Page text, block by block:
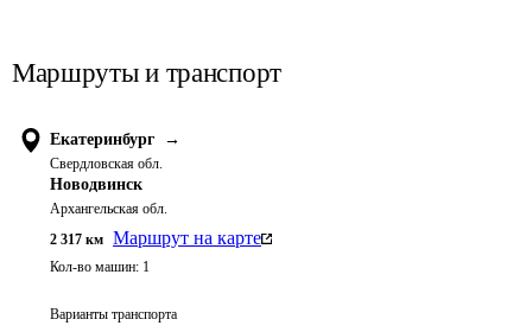
Маршруты и транспорт
Екатеринбург →
Свердловская обл.
Новодвинск
Архангельская обл.
2 317 км Маршрут на карте
Кол-во машин: 1
Варианты транспорта